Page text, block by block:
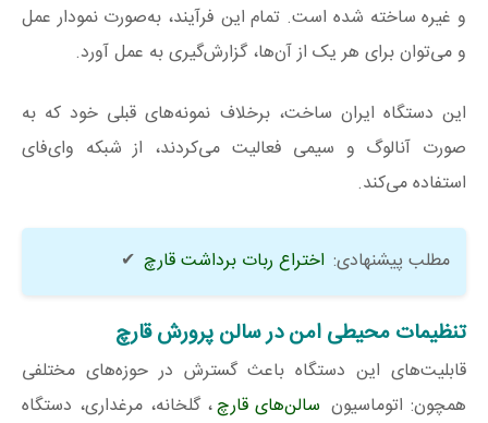
و غیره ساخته شده است. تمام این فرآیند، به‌صورت نمودار عمل
و می‌توان برای هر یک از آن‌ها، گزارش‌گیری به عمل آورد.
این دستگاه ایران ساخت، برخلاف نمونه‌های قبلی خود که به
صورت آنالوگ و سیمی فعالیت می‌کردند، از شبکه وای‌فای
استفاده می‌کند.
مطلب پیشنهادی: اختراع ربات برداشت قارچ ✔
تنظیمات محیطی امن در سالن پرورش قارچ
قابلیت‌های این دستگاه باعث گسترش در حوزه‌های مختلفی
همچون: اتوماسیون سالن‌های قارچ، گلخانه، مرغداری، دستگاه